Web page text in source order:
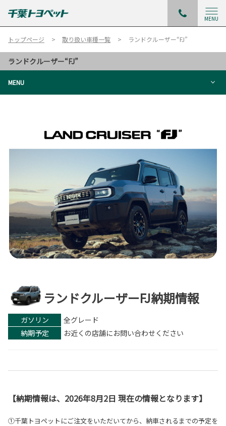
MENU
トップページ 取り扱い車種一覧 ランドクルーザー“FJ”
ランドクルーザー“FJ”
MENU
ランドクルーザーFJ納期情報
ガソリン
全グレード
納期予定
お近くの店舗にお問い合わせください
【納期情報は、2026年8月2日 現在の情報となります】
①千葉トヨペットにご注文をいただいてから、納車されるまでの予定を